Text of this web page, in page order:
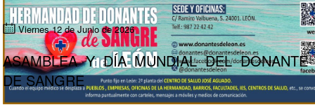
Viernes 12 de Junio de 2026
ASAMBLEA Y DÍA MUNDIAL DEL DONANTE
DE SANGRE